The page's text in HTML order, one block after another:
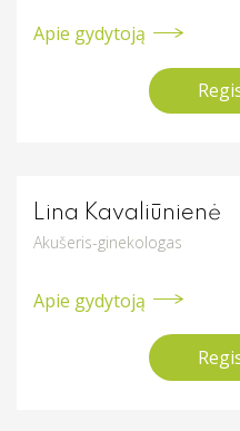
Profilaktiniai
Procedūros
Vaikų ir nėščiųjų - gydytojai
Nėščiosioms
Apie gydytoją
Lina Kavaliūnienė
Akušeris-ginekologas
Apie gydytoją